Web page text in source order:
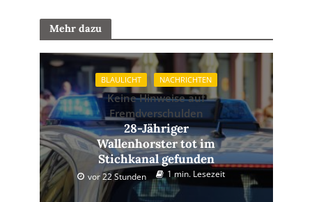
Mehr dazu
BLAULICHT NACHRICHTEN
Keine Hinweise auf
Fremdverschulden
28-Jähriger
Wallenhorster tot im
Stichkanal gefunden
vor 22 Stunden 1 min. Lesezeit